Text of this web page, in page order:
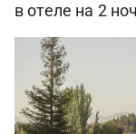
в отеле на 2